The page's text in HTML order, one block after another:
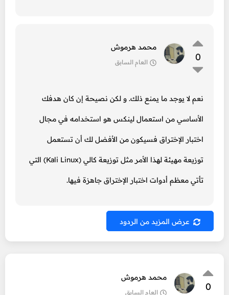
0
محمد هرموش
العام السابق
نعم لا يوجد ما يمنع ذلك. و لكن نصيحة إن كان هدفك
الأساسي من استعمال لينكس هو استخدامه في مجال
اختبار الإختراق فسيكون من الأفضل لك أن تستعمل
توزيعة مهيئة لهذا الأمر مثل توزيعة كالي (Kali Linux) التي
تأتي معظم أدوات اختبار الإختراق جاهزة فيها.
عرض المزيد من الردود
0
محمد هرموش
العام السابق